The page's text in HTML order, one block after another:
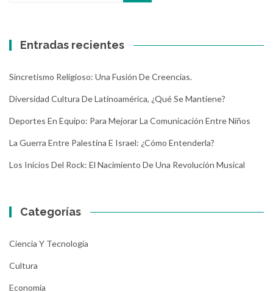
Entradas recientes
Sincretismo Religioso: Una Fusión De Creencias.
Diversidad Cultura De Latinoamérica, ¿Qué Se Mantiene?
Deportes En Equipo: Para Mejorar La Comunicación Entre Niños
La Guerra Entre Palestina E Israel: ¿Cómo Entenderla?
Los Inicios Del Rock: El Nacimiento De Una Revolución Musical
Categorías
Ciencia Y Tecnología
Cultura
Economía